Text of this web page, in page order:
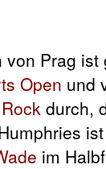
Prag
Open und
durch,
im